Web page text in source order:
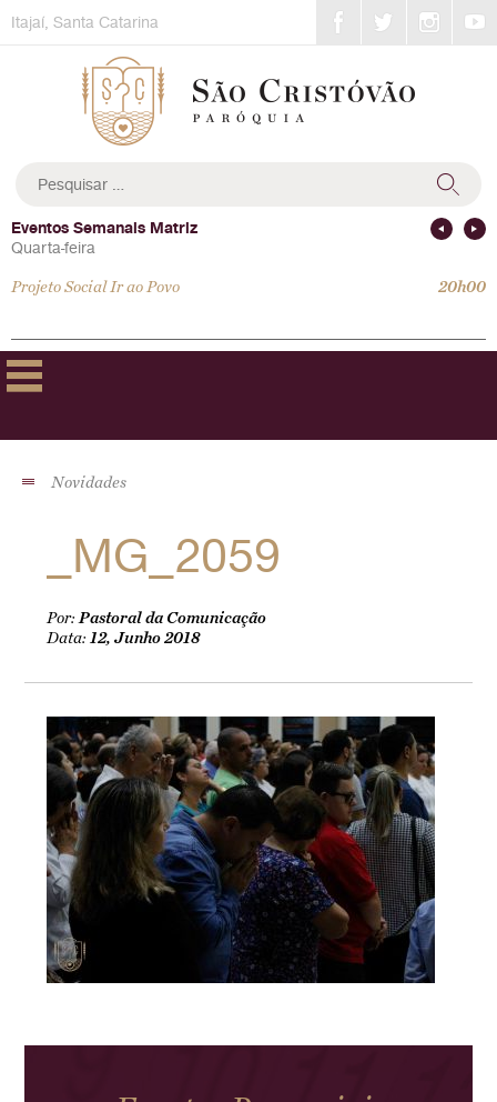
toItajaí, Santa Catarina
por:
Eventos Semanais Matriz
Quarta-feira
Projeto Social Ir ao Povo 20h00
Novidades
_MG_2059
Por:Pastoral da Comunicação
Data:12, Junho 2018